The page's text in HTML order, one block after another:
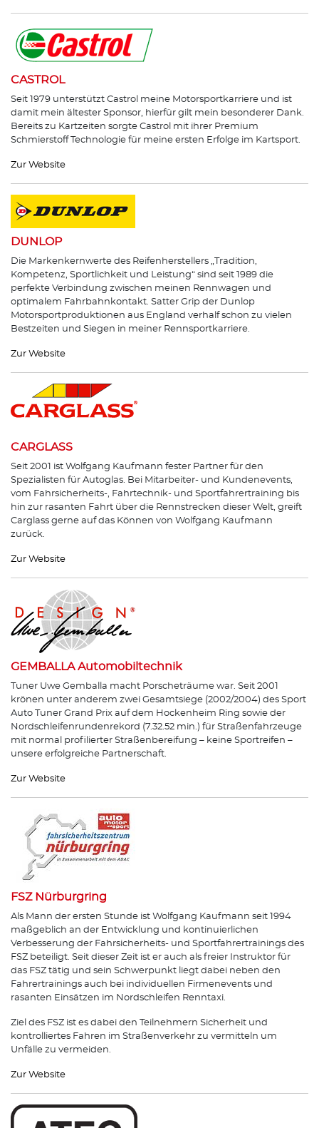
CASTROL
Seit 1979 unterstützt Castrol meine Motorsportkarriere und ist
damit mein ältester Sponsor, hierfür gilt mein besonderer Dank.
Bereits zu Kartzeiten sorgte Castrol mit ihrer Premium
Schmierstoff Technologie für meine ersten Erfolge im Kartsport.
Zur Website
DUNLOP
Die Markenkernwerte des Reifenherstellers „Tradition,
Kompetenz, Sportlichkeit und Leistung“ sind seit 1989 die
perfekte Verbindung zwischen meinen Rennwagen und
optimalem Fahrbahnkontakt. Satter Grip der Dunlop
Motorsportproduktionen aus England verhalf schon zu vielen
Bestzeiten und Siegen in meiner Rennsportkarriere.
Zur Website
CARGLASS
Seit 2001 ist Wolfgang Kaufmann fester Partner für den
Spezialisten für Autoglas. Bei Mitarbeiter- und Kundenevents,
vom Fahrsicherheits-, Fahrtechnik- und Sportfahrertraining bis
hin zur rasanten Fahrt über die Rennstrecken dieser Welt, greift
Carglass gerne auf das Können von Wolfgang Kaufmann
zurück.
Zur Website
GEMBALLA Automobiltechnik
Tuner Uwe Gemballa macht Porscheträume war. Seit 2001
krönen unter anderem zwei Gesamtsiege (2002/2004) des Sport
Auto Tuner Grand Prix auf dem Hockenheim Ring sowie der
Nordschleifenrundenrekord (7.32.52 min.) für Straßenfahrzeuge
mit normal profilierter Straßenbereifung – keine Sportreifen –
unsere erfolgreiche Partnerschaft.
Zur Website
FSZ Nürburgring
Als Mann der ersten Stunde ist Wolfgang Kaufmann seit 1994
maßgeblich an der Entwicklung und kontinuierlichen
Verbesserung der Fahrsicherheits- und Sportfahrertrainings des
FSZ beteiligt. Seit dieser Zeit ist er auch als freier Instruktor für
das FSZ tätig und sein Schwerpunkt liegt dabei neben den
Fahrertrainings auch bei individuellen Firmenevents und
rasanten Einsätzen im Nordschleifen Renntaxi.
Ziel des FSZ ist es dabei den Teilnehmern Sicherheit und
kontrolliertes Fahren im Straßenverkehr zu vermitteln um
Unfälle zu vermeiden.
Zur Website